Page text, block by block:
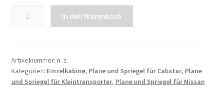
Cabstar
35.13
L2
In den Warenkorb
Artikelnummer: n. a.
Kategorien: Einzelkabine, Plane und Spriegel für Cabstar, Plane
und Spriegel für Kleintransporter, Plane und Spriegel für Nissan